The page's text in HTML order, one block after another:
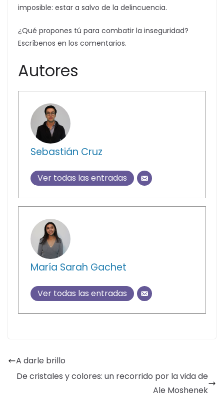
imposible: estar a salvo de la delincuencia.
¿Qué propones tú para combatir la inseguridad?
Escríbenos en los comentarios.
Autores
Sebastián Cruz
Ver todas las entradas
María Sarah Gachet
Ver todas las entradas
A darle brillo
De cristales y colores: un recorrido por la vida de
Ale Moshenek